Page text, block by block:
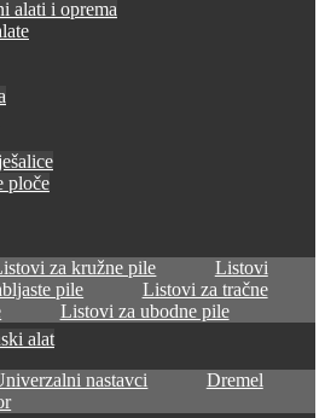
alati i oprema
ploče
za kružne pile
Listovi
pile
Listovi za tračne
Listovi za ubodne pile
alat
nastavci
Dremel